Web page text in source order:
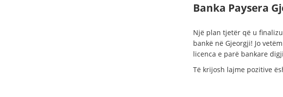
Banka Paysera
Një plan tjetër që u
bankë në Gjeorgji! Jo
licenca e parë bankare
Të krijosh lajme pozitive